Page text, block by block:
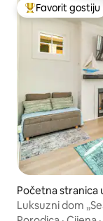
Glavni favorit
Favorit gostiju
Početna stranica
Luksuzni dom
minuta do plaža